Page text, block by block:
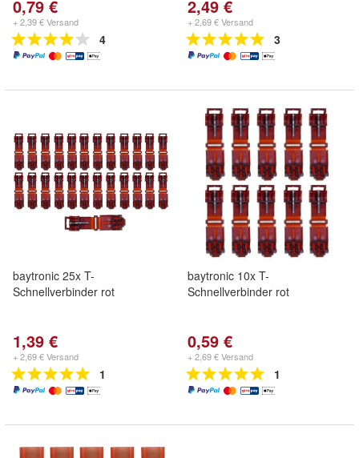
0,79 €
+ 2,39 € Versand
4
2,49 €
+ 2,69 € Versand
3
baytronic 25x T-
Schnellverbinder rot
1,39 €
+ 2,69 € Versand
1
baytronic 10x T-
Schnellverbinder rot
0,59 €
+ 2,69 € Versand
1